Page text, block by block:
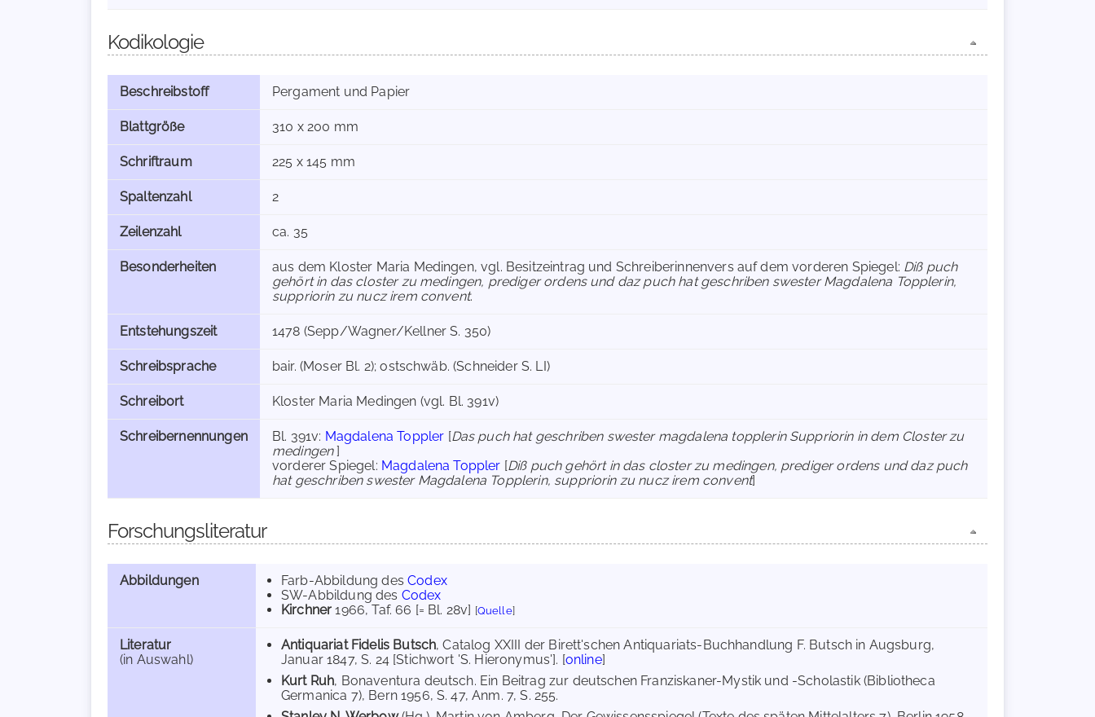
Kodikologie
Beschreibstoff Pergament und Papier
Blattgröße 310 x 200 mm
Schriftraum 225 x 145 mm
Spaltenzahl 2
Zeilenzahl ca. 35
Besonderheiten aus dem Kloster Maria Medingen, vgl. Besitzeintrag und Schreiberinnenvers auf dem vorderen Spiegel: Diß puch
gehört in das closter zu medingen, prediger ordens und daz puch hat geschriben swester Magdalena Topplerin,
suppriorin zu nucz irem convent.
Entstehungszeit 1478 (Sepp/Wagner/Kellner S. 350)
Schreibsprache bair. (Moser Bl. 2); ostschwäb. (Schneider S. LI)
Schreibort Kloster Maria Medingen (vgl. Bl. 391v)
Schreibernennungen Bl. 391v: Magdalena Toppler [Das puch hat geschriben swester magdalena topplerin Suppriorin in dem Closter zu
medingen]
vorderer Spiegel: Magdalena Toppler [Diß puch gehört in das closter zu medingen, prediger ordens und daz puch
hat geschriben swester Magdalena Topplerin, suppriorin zu nucz irem convent]
Forschungsliteratur
Abbildungen Farb-Abbildung desCodex
SW-Abbildung des Codex
Kirchner 1966, Taf. 66 [= Bl. 28v] [Quelle]
Literatur
(in Auswahl)
Antiquariat Fidelis Butsch, Catalog XXIII der Birett'schen Antiquariats-Buchhandlung F. Butsch in Augsburg,
Januar 1847, S. 24 [Stichwort 'S. Hieronymus']. [online]
Kurt Ruh, Bonaventura deutsch. Ein Beitrag zur deutschen Franziskaner-Mystik und -Scholastik (Bibliotheca
Germanica 7), Bern 1956, S. 47, Anm. 7, S. 255.